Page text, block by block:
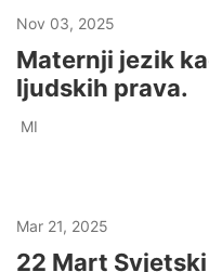
Nov 03, 2025
Maternji jezik
ljudskih prava.
MI
Mar 21, 2025
22 Mart